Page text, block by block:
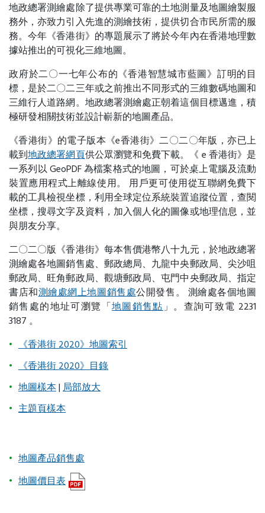
地政總署測繪處除了提供專業可靠的土地測量及地圖繪製服
務外，亦致力引入先進的測繪技術，提供切合市民所需的服
務。今年《香港街》的專題展示了將於今年內在香港地理數
據站推出的可視化三維地圖。
政府於二〇一七年公布的《香港智慧城市藍圖》訂明的目
標，是於二〇二三年或之前推出不同形式的三維數碼地圖和
三維行人道路網。地政總署測繪處正朝着這個目標邁進，積
極研發相關技術並設計嶄新的地圖產品。
《香港街》的電子版本《e香港街》二〇二〇年版，亦已上
載到地政總署網頁供公眾瀏覽和免費下載。《 e 香港街》是
一系列以 GeoPDF 為檔案格式的地圖，可於桌上電腦及流動
裝置應用程式上離線使用。 用戶更可使用從互聯網免費下
載的工具檢視坐標，利用全球定位系統裝置追蹤位置，查閱
坐標，搜尋文字及資料，加入個人化的圖像或地理信息，並
與朋友分享。
二〇二〇版《香港街》每本售價港幣八十九元，於地政總署
測繪處各地圖銷售處、郵政總局、九龍中央郵政局、尖沙咀
郵政局、旺角郵政局、觀塘郵政局、屯門中央郵政局、指定
書店和測繪處網上地圖銷售處公開發售。 測繪處各個地圖
銷售處的地址可瀏覽「地圖銷售點」。查詢可致電 2231
3187 。
《香港街 2020》地圖索引
《香港街 2020》目錄
地圖樣本| 局部放大
主題頁樣本
地圖產品銷售處
地圖價目表